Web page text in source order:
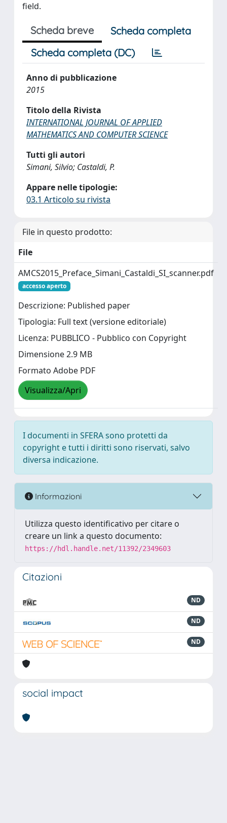
field.
Scheda breve
Scheda completa
Scheda completa (DC)
Anno di pubblicazione
2015
Titolo della Rivista
INTERNATIONAL JOURNAL OF APPLIED
MATHEMATICS AND COMPUTER SCIENCE
Tutti gli autori
Simani, Silvio; Castaldi, P.
Appare nelle tipologie:
03.1 Articolo su rivista
File in questo prodotto:
File
AMCS2015_Preface_Simani_Castaldi_SI_scanner.pdf
accesso aperto
Descrizione: Published paper
Tipologia: Full text (versione editoriale)
Licenza: PUBBLICO - Pubblico con Copyright
Dimensione 2.9 MB
Formato Adobe PDF
Visualizza/Apri
I documenti in SFERA sono protetti da
copyright e tutti i diritti sono riservati, salvo
diversa indicazione.
Informazioni
Utilizza questo identificativo per citare o
creare un link a questo documento:
https://hdl.handle.net/11392/2349603
Citazioni
ND
ND
ND
social impact